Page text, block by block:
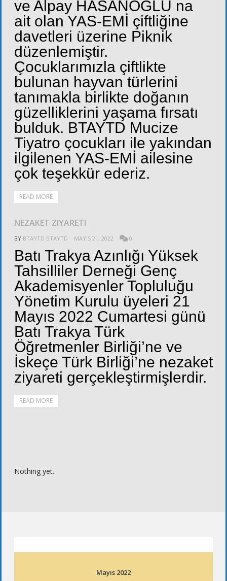
ve Alpay HASANOĞLU na
ait olan YAS-EMİ çiftliğine
davetleri üzerine Piknik
düzenlemiştir.
Çocuklarımızla çiftlikte
bulunan hayvan türlerini
tanımakla birlikte doğanın
güzelliklerini yaşama fırsatı
bulduk. BTAYTD Mucize
Tiyatro çocukları ile yakından
ilgilenen YAS-EMİ ailesine
çok teşekkür ederiz.
READ MORE
NEZAKET ZIYARETI
BY BTAYTD BTAYTD MAYIS 21, 2022 0
Batı Trakya Azınlığı Yüksek
Tahsilliler Derneği Genç
Akademisyenler Topluluğu
Yönetim Kurulu üyeleri 21
Mayıs 2022 Cumartesi günü
Batı Trakya Türk
Öğretmenler Birliği’ne ve
İskeçe Türk Birliği’ne nezaket
ziyareti gerçekleştirmişlerdir.
READ MORE
Nothing yet.
Mayıs 2022